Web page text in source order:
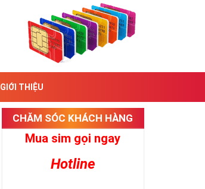
GIỚI THIỆU
CHĂM SÓC KHÁCH HÀNG
Mua sim gọi ngay
Hotline